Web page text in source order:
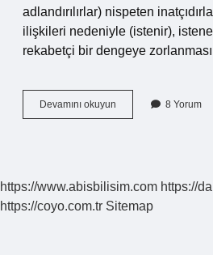
adlandırılırlar) nispeten
ilişkileri nedeniyle (istenir),
rekabetçi bir dengeye
Devamını okuyun
Yeşil
8 Yorum
https://www.abisbilisim.com https://
https://coyo.com.tr Sitemap